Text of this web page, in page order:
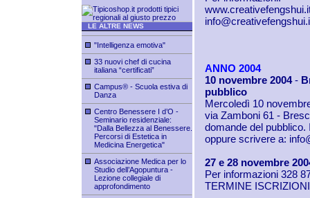
LE ALTRE NEWS
"Intelligenza emotiva"
33 nuovi chef di cucina
italiana “certificati”
Campus® - Scuola estiva di
Danza
Centro Benessere I d’O -
Seminario residenziale:
"Dalla Bellezza al Benessere.
Percorsi di Estetica in
Medicina Energetica"
Associazione Medica per lo
Studio dell’Agopuntura -
Lezione collegiale di
approfondimento
ANNO 2004
10 novembre 2004-
pubblico
Mercoledì 10
via Zamboni 61 -
domande del
oppure scrivere a:
27 e 28 novembre
Per informazioni 328
TERMINE